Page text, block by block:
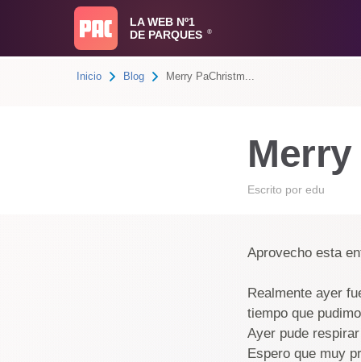
LA WEB Nº1
DE PARQUES
®
Inicio Blog Merry PaChristm...
Escrito por edu
Aprovecho esta
Realmente ayer
tiempo que
Ayer pude
Espero que muy